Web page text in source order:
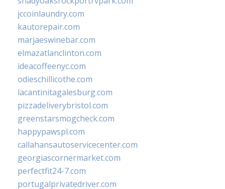
jccoinlaundry.com
kautorepair.com
marjaeswinebar.com
elmazatlanclinton.com
ideacoffeenyc.com
odieschillicothe.com
lacantinitagalesburg.com
pizzadeliverybristol.com
greenstarsmogcheck.com
happypawspl.com
callahansautoservicecenter.com
georgiascornermarket.com
perfectfit24-7.com
portugalprivatedriver.com